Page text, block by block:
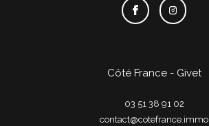
Côté France - Givet
03 51 38 91 02
contact@cotefrance.immo